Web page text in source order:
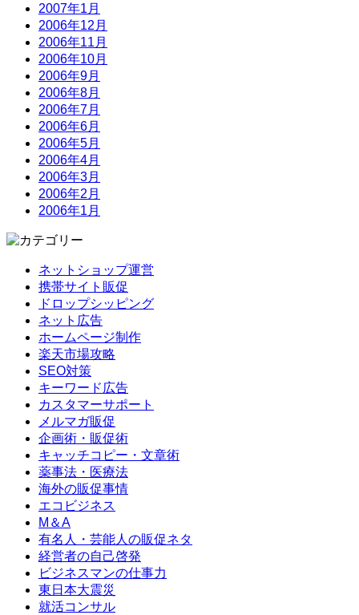
2007年1月
2006年12月
2006年11月
2006年10月
2006年9月
2006年8月
2006年7月
2006年6月
2006年5月
2006年4月
2006年3月
2006年2月
2006年1月
ネットショップ運営
携帯サイト販促
ドロップシッピング
ネット広告
ホームページ制作
楽天市場攻略
SEO対策
キーワード広告
カスタマーサポート
メルマガ販促
企画術・販促術
キャッチコピー・文章術
薬事法・医療法
海外の販促事情
エコビジネス
M＆A
有名人・芸能人の販促ネタ
経営者の自己啓発
ビジネスマンの仕事力
東日本大震災
就活コンサル